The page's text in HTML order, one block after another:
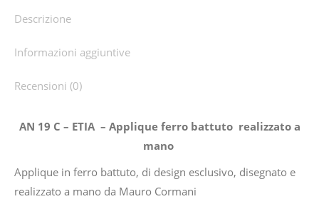
Descrizione
Informazioni aggiuntive
Recensioni (0)
AN 19 C – ETIA – Applique ferro battuto realizzato a
mano
Applique in ferro battuto, di design esclusivo, disegnato e
realizzato a mano da Mauro Cormani